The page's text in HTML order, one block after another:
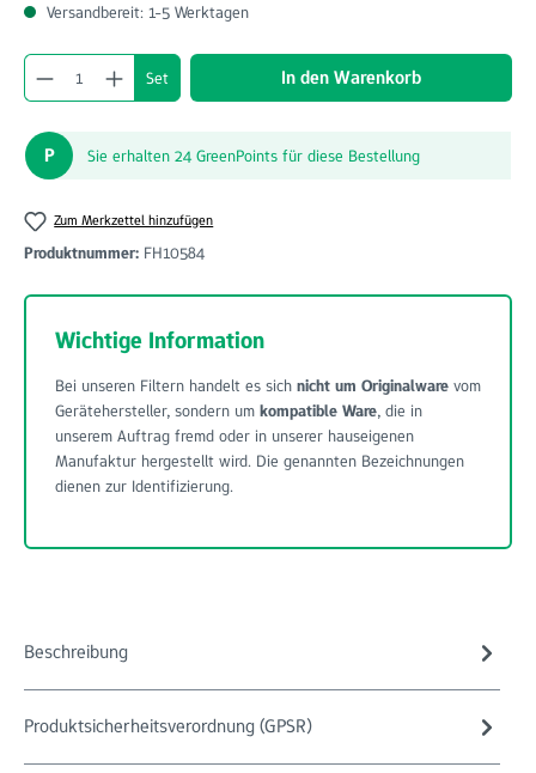
Versandbereit: 1-5 Werktagen
Produkt Anzahl: Gib den gewünschten Wert
Set In den Warenkorb
P Sie erhalten 24 GreenPoints für diese Bestellung
Zum Merkzettel hinzufügen
Produktnummer: FH10584
Wichtige Information
Bei unseren Filtern handelt es sich nicht um Originalware vom
Gerätehersteller, sondern um kompatible Ware, die in
unserem Auftrag fremd oder in unserer hauseigenen
Manufaktur hergestellt wird. Die genannten Bezeichnungen
dienen zur Identifizierung.
Beschreibung
Produktsicherheitsverordnung (GPSR)